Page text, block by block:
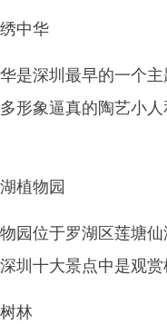
中华
是深圳最早的一个
形象逼真的陶艺小
植物园
园位于罗湖区莲塘
圳十大景点中是观赏
林